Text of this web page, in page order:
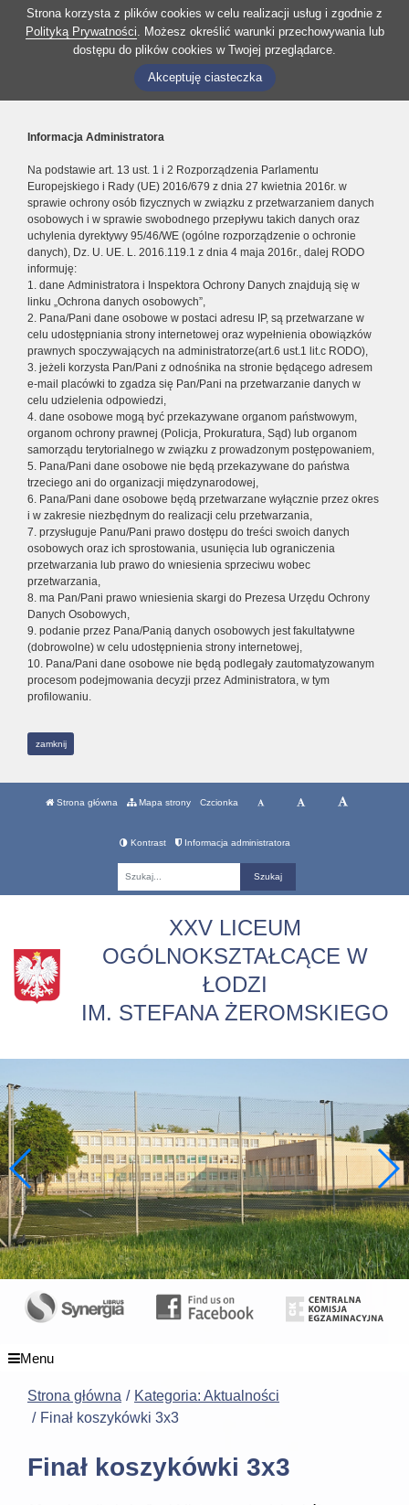
Strona korzysta z plików cookies w celu realizacji usług i zgodnie z
Polityką Prywatności. Możesz określić warunki przechowywania lub
dostępu do plików cookies w Twojej przeglądarce.
Akceptuję ciasteczka
Informacja Administratora
Na podstawie art. 13 ust. 1 i 2 Rozporządzenia Parlamentu
Europejskiego i Rady (UE) 2016/679 z dnia 27 kwietnia 2016r. w
sprawie ochrony osób fizycznych w związku z przetwarzaniem danych
osobowych i w sprawie swobodnego przepływu takich danych oraz
uchylenia dyrektywy 95/46/WE (ogólne rozporządzenie o ochronie
danych), Dz. U. UE. L. 2016.119.1 z dnia 4 maja 2016r., dalej RODO
informuję:
1. dane Administratora i Inspektora Ochrony Danych znajdują się w
linku „Ochrona danych osobowych”,
2. Pana/Pani dane osobowe w postaci adresu IP, są przetwarzane w
celu udostępniania strony internetowej oraz wypełnienia obowiązków
prawnych spoczywających na administratorze(art.6 ust.1 lit.c RODO),
3. jeżeli korzysta Pan/Pani z odnośnika na stronie będącego adresem
e-mail placówki to zgadza się Pan/Pani na przetwarzanie danych w
celu udzielenia odpowiedzi,
4. dane osobowe mogą być przekazywane organom państwowym,
organom ochrony prawnej (Policja, Prokuratura, Sąd) lub organom
samorządu terytorialnego w związku z prowadzonym postępowaniem,
5. Pana/Pani dane osobowe nie będą przekazywane do państwa
trzeciego ani do organizacji międzynarodowej,
6. Pana/Pani dane osobowe będą przetwarzane wyłącznie przez okres
i w zakresie niezbędnym do realizacji celu przetwarzania,
7. przysługuje Panu/Pani prawo dostępu do treści swoich danych
osobowych oraz ich sprostowania, usunięcia lub ograniczenia
przetwarzania lub prawo do wniesienia sprzeciwu wobec
przetwarzania,
8. ma Pan/Pani prawo wniesienia skargi do Prezesa Urzędu Ochrony
Danych Osobowych,
9. podanie przez Pana/Panią danych osobowych jest fakultatywne
(dobrowolne) w celu udostępnienia strony internetowej,
10. Pana/Pani dane osobowe nie będą podlegały zautomatyzowanym
procesom podejmowania decyzji przez Administratora, w tym
profilowaniu.
zamknij
Strona główna Mapa strony Czcionka
Kontrast Informacja administratora
XXV LICEUM
OGÓLNOKSZTAŁCĄCE W
ŁODZI
IM. STEFANA ŻEROMSKIEGO
Menu
Strona główna
Kategoria: Aktualności
Finał koszykówki 3x3
Finał koszykówki 3x3